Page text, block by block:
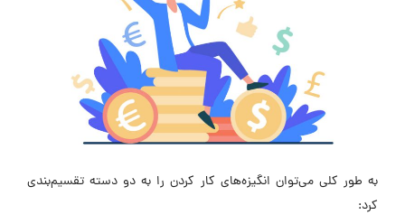
به طور کلی می‌توان انگیزه‌های کار کردن را به دو دسته تقسیم‌بندی
کرد: